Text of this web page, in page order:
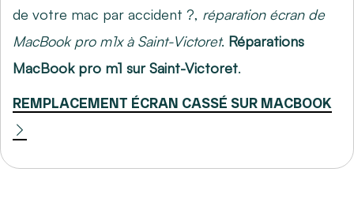
de votre mac par accident ?, réparation écran de
MacBook pro m1x à Saint-Victoret. Réparations
MacBook pro m1 sur Saint-Victoret.
REMPLACEMENT ÉCRAN CASSÉ SUR MACBOOK